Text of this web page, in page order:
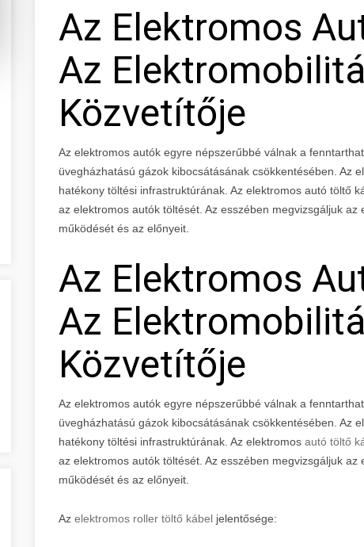
Az Elektromos
Az
Közvetítője
Az elektromos autók egyre népszerűbbé válnak a
üvegházhatású gázok kibocsátásának csökkentésében. Az
hatékony töltési infrastruktúrának. Az elektromos autó töltő
az elektromos autók töltését. Az esszében megvizsgáljuk
működését és az előnyeit.
Az Elektromos
Az
Közvetítője
Az elektromos autók egyre népszerűbbé válnak a
üvegházhatású gázok kibocsátásának csökkentésében. Az
hatékony töltési infrastruktúrának. Az elektromos autó töltő
az elektromos autók töltését. Az esszében megvizsgáljuk
működését és az előnyeit.
Az elektromos roller töltő kábel jelentősége: